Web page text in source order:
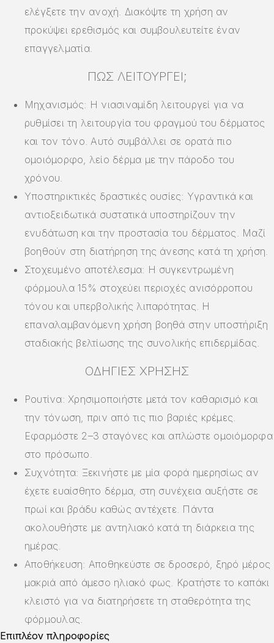
ελέγξετε την ανοχή. Διακόψτε τη χρήση αν
προκύψει ερεθισμός και συμβουλευτείτε έναν
επαγγελματία.
ΠΏΣ ΛΕΙΤΟΥΡΓΕΊ;
Μηχανισμός: Η νιασιναμίδη λειτουργεί για να
ρυθμίσει τη λειτουργία του φραγμού του δέρματος
και τον τόνο. Αυτό συμβάλλει σε ορατά πιο
ομοιόμορφο, λείο δέρμα με την πάροδο του
χρόνου.
Υποστηρικτικές δραστικές ουσίες: Υγραντικά και
αντιοξειδωτικά συστατικά υποστηρίζουν την
ενυδάτωση και την προστασία του δέρματος. Μαζί
βοηθούν στη διατήρηση της άνεσης κατά τη χρήση.
Στοχευμένο αποτέλεσμα: Η συγκεντρωμένη
φόρμουλα 15% στοχεύει περιοχές ανισόρροπου
τόνου και υπερβολικής λιπαρότητας. Η
επαναλαμβανόμενη χρήση βοηθά στην υποστήριξη
σταδιακής βελτίωσης της συνολικής επιδερμίδας.
ΟΔΗΓΊΕΣ ΧΡΉΣΗΣ
Ρουτίνα: Χρησιμοποιήστε μετά τον καθαρισμό και
την τόνωση, πριν από τις πιο βαριές κρέμες.
Εφαρμόστε 2–3 σταγόνες και απλώστε ομοιόμορφα
στο πρόσωπο.
Συχνότητα: Ξεκινήστε με μία φορά ημερησίως αν
έχετε ευαίσθητο δέρμα, στη συνέχεια αυξήστε σε
πρωί και βράδυ καθώς αντέχετε. Πάντα
ακολουθήστε με αντηλιακό κατά τη διάρκεια της
ημέρας.
Αποθήκευση: Αποθηκεύστε σε δροσερό, ξηρό μέρος
μακριά από άμεσο ηλιακό φως. Κρατήστε το καπάκι
κλειστό για να διατηρήσετε τη σταθερότητα της
φόρμουλας.
Επιπλέον πληροφορίες